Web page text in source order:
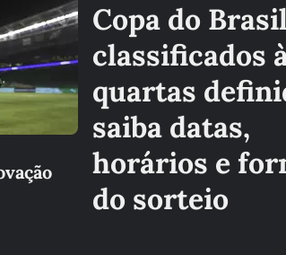
Copa do
classificados
quartas
saiba datas,
horários e
do sorteio